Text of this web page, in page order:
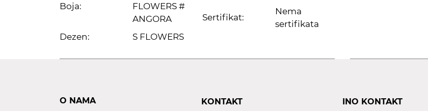
Boja:
FLOWERS #
ANGORA
Dezen:
S FLOWERS
Sertifikat:
Nema
sertifikata
O NAMA KONTAKT INO KONTAKT